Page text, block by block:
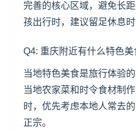
完善的核心区域，避免长
孩出行时，建议留足休息
Q4: 重庆附近有什么特色美
当地特色美食是旅行体验
当地农家菜和时令食材制
时，优先考虑本地人常去
正宗。